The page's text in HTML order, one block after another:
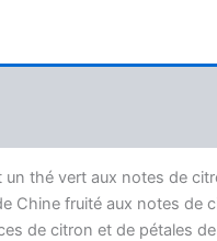
un thé vert aux notes de
Chine fruité aux notes de
de citron et de pétales